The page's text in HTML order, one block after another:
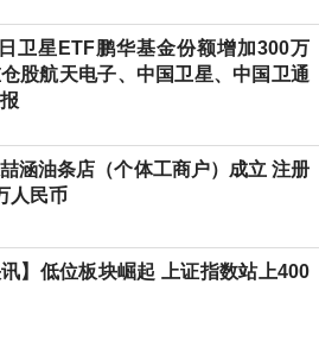
卫星ETF鹏华基金份额增加300万
股航天电子、中国卫星、中国卫通
涵油条店（个体工商户）成立 注册
人民币
讯】低位板块崛起 上证指数站上400